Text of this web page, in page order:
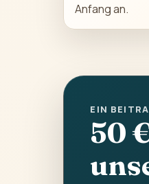
Anfang an.
EIN
50